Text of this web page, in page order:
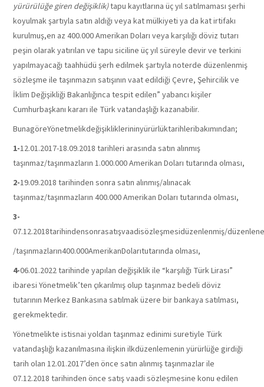
yürürülüğe giren değişiklik)tapu kayıtlarına üç yıl satılmaması şerhi
koyulmak şartıyla satın aldığı veya kat mülkiyeti ya da kat irtifakı
kurulmuş,en az 400.000 Amerikan Doları veya karşılığı döviz tutarı
peşin olarak yatırılan ve tapu siciline üç yıl süreyle devir ve terkini
yapılmayacağı taahhüdü şerh edilmek şartıyla noterde düzenlenmiş
sözleşme ile taşınmazın satışının vaat edildiği Çevre, Şehircilik ve
İklim Değişikliği Bakanlığınca tespit edilen” yabancı kişiler
Cumhurbaşkanı kararı ile Türk vatandaşlığı kazanabilir.
BunagöreYönetmelikdeğişikliklerininyürürlüktarihleribakımından;
1-12.01.2017-18.09.2018 tarihleri arasında satın alınmış
taşınmaz/taşınmazların 1.000.000 Amerikan Doları tutarında olması,
2-19.09.2018 tarihinden sonra satın alınmış/alınacak
taşınmaz/taşınmazların 400.000 Amerikan Doları tutarında olması,
3-
07.12.2018tarihindensonrasatışvaadisözleşmesidüzenlenmiş/
/taşınmazların400.000AmerikanDolarıtutarında olması,
4-06.01.2022 tarihinde yapılan değişiklik ile “karşılığı Türk Lirası”
ibaresi Yönetmelik’ten çıkarılmış olup taşınmaz bedeli döviz
tutarının Merkez Bankasına satılmak üzere bir bankaya satılması,
gerekmektedir.
Yönetmelikte istisnai yoldan taşınmaz edinimi suretiyle Türk
vatandaşlığı kazanılmasına ilişkin ilkdüzenlemenin yürürlüğe girdiği
tarih olan 12.01.2017’den önce satın alınmış taşınmazlar ile
07.12.2018 tarihinden önce satış vaadi sözleşmesine konu edilen